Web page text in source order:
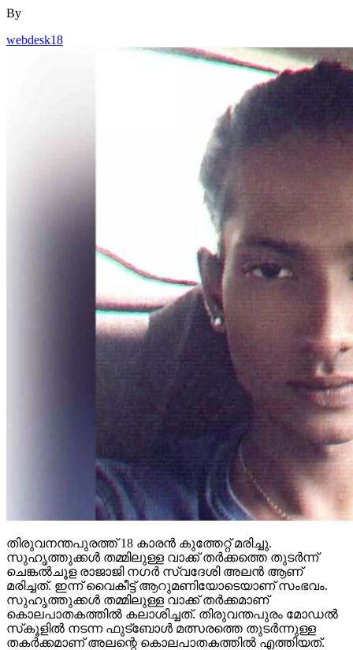
By
webdesk18
തിരുവനന്തപുരത്ത് 18 കാരന്‍ കുത്തേറ്റ് മരിച്ചു.
സുഹൃത്തുക്കള്‍ തമ്മിലുള്ള വാക്ക് തര്‍ക്കത്തെ തുടര്‍ന്ന്
ചെങ്കല്‍ചൂള രാജാജി നഗര്‍ സ്വദേശി അലന്‍ ആണ്
മരിച്ചത്. ഇന്ന് വൈകീട്ട് ആറുമണിയോടെയാണ് സംഭവം.
സുഹൃത്തുക്കള്‍ തമ്മിലുള്ള വാക്ക് തര്‍ക്കമാണ്
കൊലപാതകത്തില്‍ കലാശിച്ചത്. തിരുവന്തപുരം മോഡല്‍
സ്‌കൂളില്‍ നടന്ന ഫുട്‌ബോള്‍ മത്സരത്തെ തുടര്‍ന്നുള്ള
തകര്‍ക്കമാണ് അലന്റെ കൊലപാതകത്തില്‍ എത്തിയത്.